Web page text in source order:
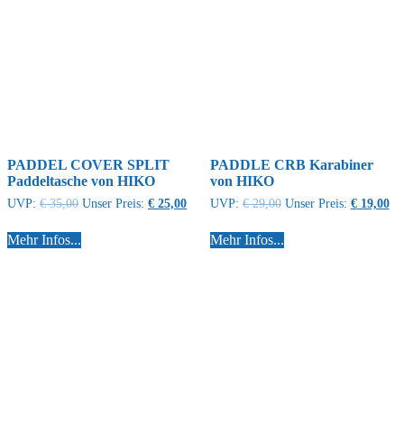
PADDEL COVER SPLIT
Paddeltasche von HIKO
UVP: €35,00 Unser Preis: € 25,00
Mehr Infos...
PADDLE CRB Karabiner
von HIKO
UVP: €29,00 Unser Preis: €19,00
Mehr Infos...